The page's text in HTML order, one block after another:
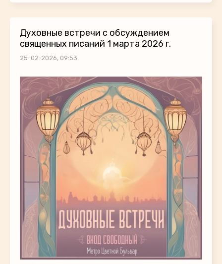
Духовные встречи с обсуждением
священных писаний 1 марта 2026 г.
25-02-2026, 09:53